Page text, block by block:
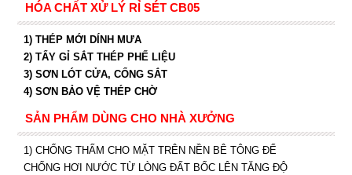
HÓA CHẤT XỬ LÝ RỈ SÉT CB05
1) THÉP MỚI DÍNH MƯA
2) TẨY GỈ SẮT THÉP PHẾ LIỆU
3) SƠN LÓT CỬA, CỔNG SẮT
4) SƠN BẢO VỆ THÉP CHỜ
SẢN PHẨM DÙNG CHO NHÀ XƯỞNG
1) CHỐNG THẤM CHO MẶT TRÊN NỀN BÊ TÔNG ĐỂ
CHỐNG HƠI NƯỚC TỪ LÒNG ĐẤT BỐC LÊN TĂNG ĐỘ